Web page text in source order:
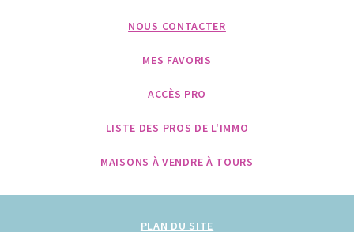
NOUS CONTACTER
MES FAVORIS
ACCÈS PRO
LISTE DES PROS DE L'IMMO
MAISONS À VENDRE À TOURS
PLAN DU SITE